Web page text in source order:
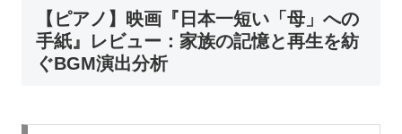
【ピアノ】映画『日本一短い「母」への
手紙』レビュー：家族の記憶と再生を紡
ぐBGM演出分析